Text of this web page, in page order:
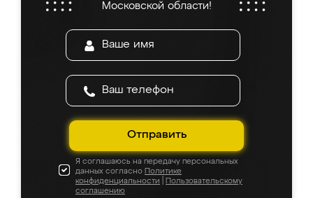
Московской области!
Отправить
Я соглашаюсь на передачу персональных
данных согласно Политике
конфиденциальности
Пользовательскому
соглашению